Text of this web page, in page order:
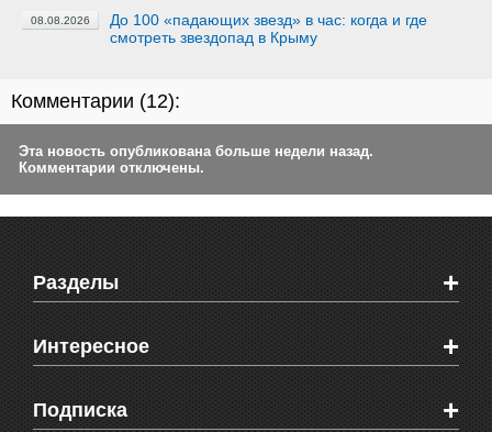
08.08.2026
До 100 «падающих звезд» в час: когда и где
смотреть звездопад в Крыму
Комментарии (12):
Эта новость опубликована больше недели назад.
Комментарии отключены.
Разделы +
Новости Феодосии
Новости Крыма
Мировые новости
Объявления
Интересное +
Видео о Феодосии
Веб-камеры Феодосии
Подписка +